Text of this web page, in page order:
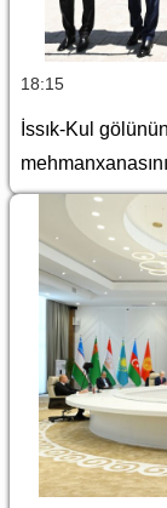
18:15
İssık-Kul